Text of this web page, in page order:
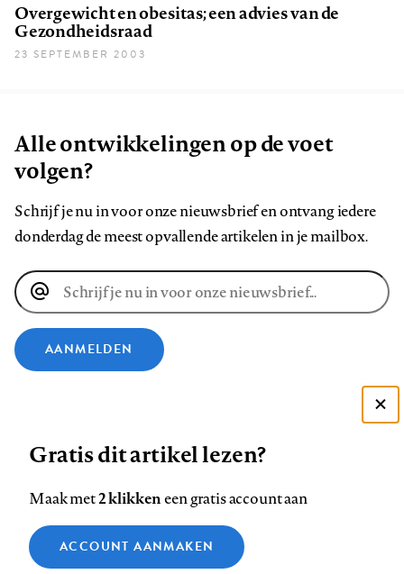
Overgewicht en obesitas; een advies van de
Gezondheidsraad
23 SEPTEMBER 2003
Alle ontwikkelingen op de voet
volgen?
Schrijf je nu in voor onze nieuwsbrief en ontvang iedere
donderdag de meest opvallende artikelen in je mailbox.
E-
mailadres
AANMELDEN
Volg
ons
Facebook
Volg
ons
op
LinkedIn
Volg
ons
op
Bluesky
Volg
ons
op
Instagram
Volg
ons
op
YouTube
ons
Footer
Contact Colofon Disclaimer Privacy
Medische vragen verdienen
Zie onze cookie policy
Analytische cookies
Gratis dit artikel lezen?
Maak met2 klikkeneen gratis account aan
ACCOUNT AANMAKEN